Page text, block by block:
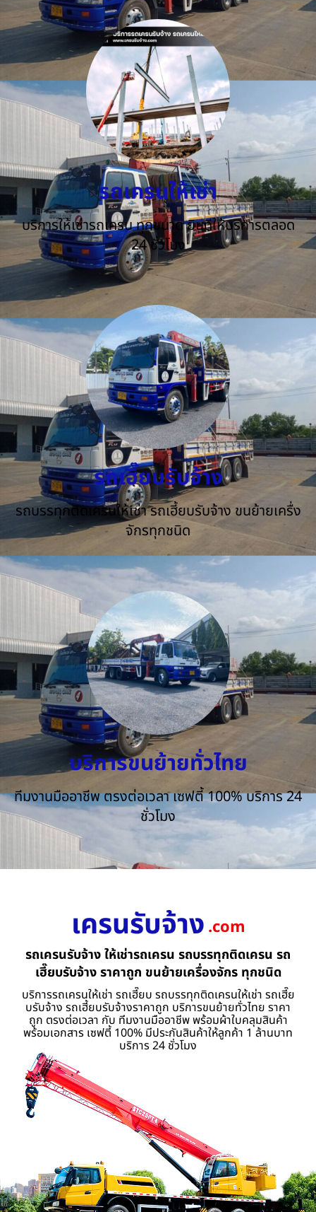
รถเครนให้เช่า
บริการให้เช่ารถเครน ทุกขนาด ยินดีให้บริการตลอด
24 ชั่วโมง
รถเฮี๊ยบรับจ้าง
รถบรรทุกติดเครนให้เช่า รถเฮี้ยบรับจ้าง ขนย้ายเครื่ง
จักรทุกชนิด
บริการขนย้ายทั่วไทย
ทีมงานมืออาชีพ ตรงต่อเวลา เซฟตี้ 100% บริการ 24
ชั่วโมง
เครนรับจ้าง .com
รถเครนรับจ้าง ให้เช่ารถเครน รถบรรทุกติดเครน รถ
เฮี๊ยบรับจ้าง ราคาถูก ขนย้ายเครื่องจักร ทุกชนิด
บริการรถเครนให้เช่า รถเฮี๊ยบ รถบรรทุกติดเครนให้เช่า รถเฮี๊ย
บรับจ้าง รถเฮี้ยบรับจ้างราคาถูก บริการขนย้ายทั่วไทย ราคา
ถูก ตรงต่อเวลา กับ ทีมงานมืออาชีพ พร้อมผ้าใบคลุมสินค้า
พร้อมเอกสาร เซฟตี้ 100% มีประกันสินค้าให้ลูกค้า 1 ล้านบาท
บริการ 24 ชั่วโมง